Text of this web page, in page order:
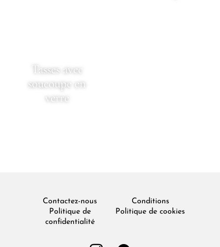
Tasses avec
soucoupe en
verre
Contactez-nous
Conditions
Politique de
confidentialité
Politique de cookies